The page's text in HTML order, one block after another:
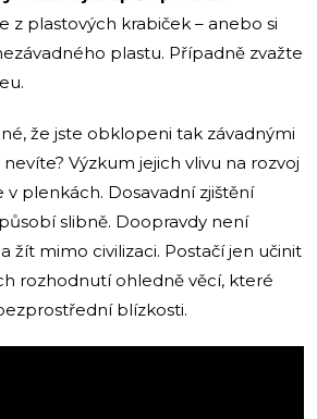
z plastových krabiček –⁠ anebo si
plastu. Případně zvažte
že jste obklopeni tak závadnými
Výzkum jejich vlivu na rozvoj
v plenkách. Dosavadní zjištění
slibně. Doopravdy není
žít mimo civilizaci. Postačí jen učinit
rozhodnutí ohledně věcí, které
blízkosti.